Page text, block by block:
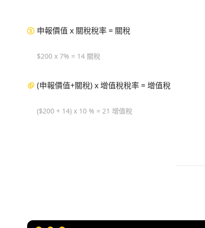
申報價值 x 關稅稅率 = 關稅
$200 x 7% = 14 關稅
(申報價值+關稅) x 增值稅稅率 = 增值稅
($200 + 14) x 10 % = 21 增值稅